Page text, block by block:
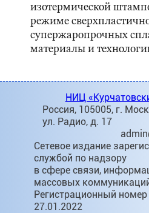
изотермической
режиме
супержаропрочных
материалы и
НИЦ
Россия, 105005, г.
ул. Радио, д. 17
Сетевое издание
службой по надзору
в сфере связи,
массовых
Регистрационный
27.01.2022